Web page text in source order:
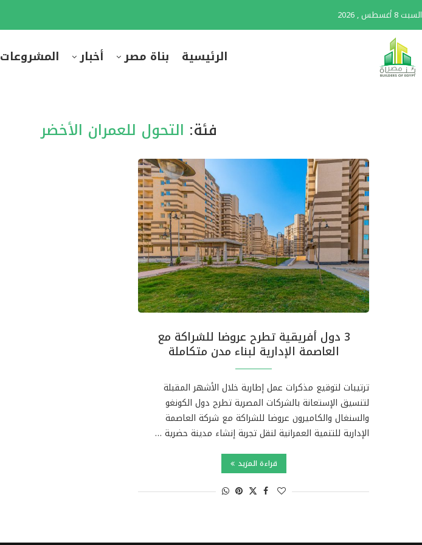
السبت 8 أغسطس , 2026
الرئيسية بناة مصر أخبار المشروعات
فئة: التحول للعمران الأخضر
3 دول أفريقية تطرح عروضا للشراكة مع
العاصمة الإدارية لبناء مدن متكاملة
ترتيبات لتوقيع مذكرات عمل إطارية خلال الأشهر المقبلة
لتنسيق الإستعانة بالشركات المصرية تطرح دول الكونغو
والسنغال والكاميرون عروضا للشراكة مع شركة العاصمة
الإدارية للتنمية العمرانية لنقل تجربة إنشاء مدينة حضرية …
قراءة المزيد